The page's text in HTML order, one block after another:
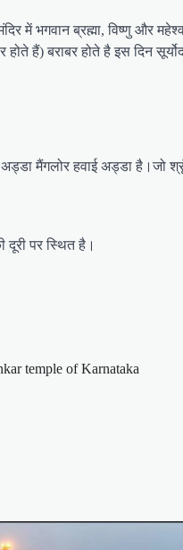
भगवान ब्रह्मा, विष्णु और
हैं) बराबर होते है इस दिन
मैंगलोर हवाई अड्डा
पर स्थित है।
temple of Karnataka